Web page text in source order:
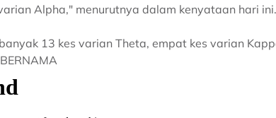
Alpha," menurutnya dalam kenyataan hari ini.
13 kes varian Theta, empat kes varian